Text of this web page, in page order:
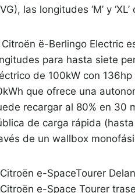
las longitudes ‘M’ y
Citroën ë-Berlingo Electric
para hasta siete
de 100kW con
que ofrece una
recargar al 80% en 30
de carga rápida
de un wallbox